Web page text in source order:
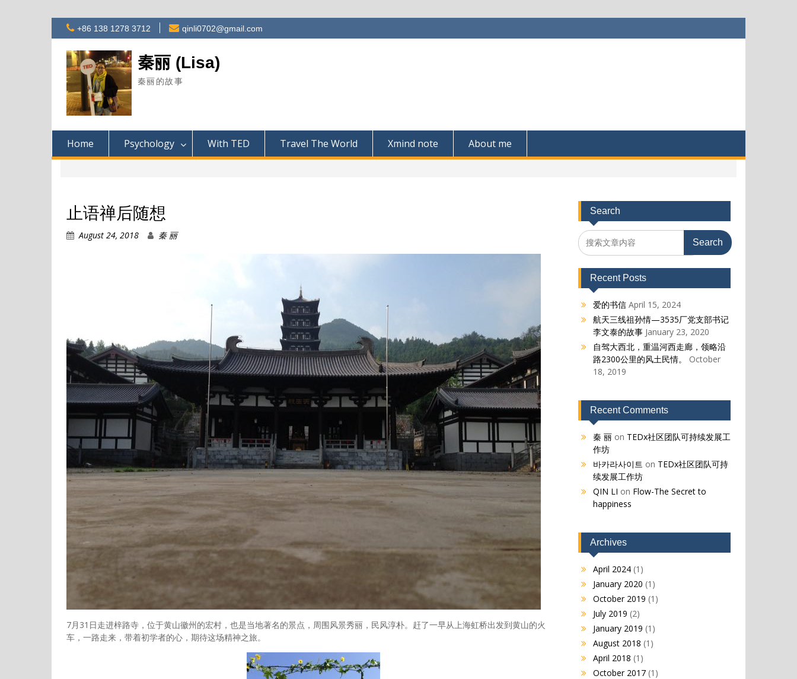
Skip
to
content
+86 138 1278 3712 qinli0702@gmail.com
秦丽 (Lisa)
秦丽的故事
Home Psychology With TED Travel The World Xmind note About me
止语禅后随想
August 24, 2018 秦 丽
7月31日走进梓路寺，位于黄山徽州的宏村，也是当地著名的景点，周围风景秀丽，民风淳朴。赶了一早从上海虹桥出发到黄山的火
车，一路走来，带着初学者的心，期待这场精神之旅。
Search
Search
for:
Recent Posts
爱的书信 April 15, 2024
航天三线祖孙情—3535厂党支部书记
李文泰的故事 January 23, 2020
自驾大西北，重温河西走廊，领略沿
路2300公里的风土民情。
October
18, 2019
Recent Comments
秦 丽on TEDx社区团队可持续发展工
作坊
바카라사이트 on TEDx社区团队可持
续发展工作坊
QIN LI on Flow-The Secret to
happiness
Archives
April 2024(1)
January 2020 (1)
October 2019 (1)
July 2019 (2)
January 2019 (1)
August 2018 (1)
April 2018 (1)
October 2017(1)